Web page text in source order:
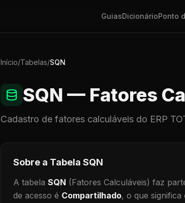
GuiasDicionárioPonto
Início/Tabelas/SQN
SQN — Fatores
Cadastro de fatores calculáveis do ERP
Sobre a Tabela SQN
A tabela SQN (Fatores Calculáveis) faz
de acesso é Compartilhado, o que significa